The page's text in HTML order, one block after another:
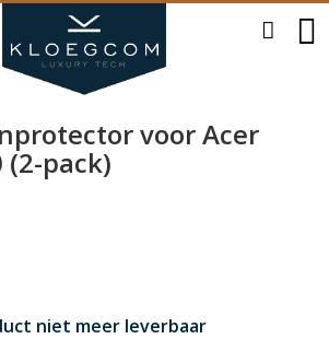
voor Acer
(2-pack)
niet meer leverbaar